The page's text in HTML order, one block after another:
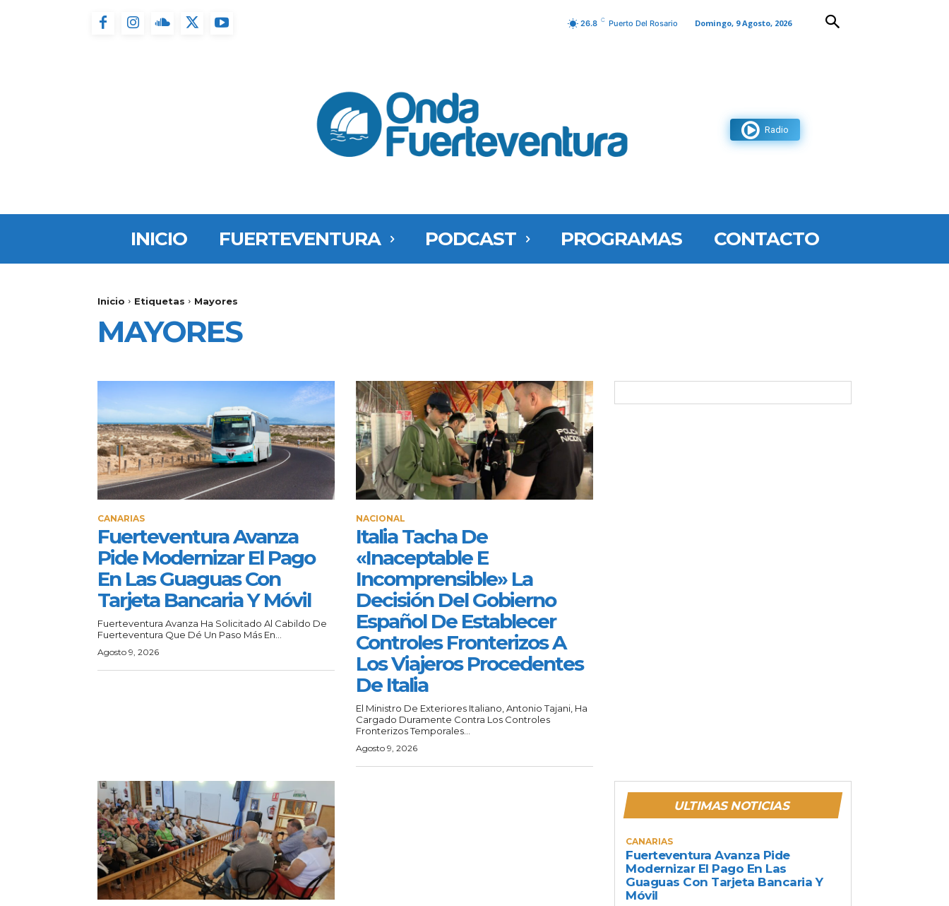
26.8 C Puerto Del Rosario Domingo, 9 Agosto, 2026
Radio
INICIO FUERTEVENTURA PODCAST PROGRAMAS CONTACTO
Inicio Etiquetas Mayores
MAYORES
CANARIAS
Fuerteventura Avanza
Pide Modernizar El Pago
En Las Guaguas Con
Tarjeta Bancaria Y Móvil
Fuerteventura Avanza Ha Solicitado Al Cabildo De
Fuerteventura Que Dé Un Paso Más En...
Agosto 9, 2026
NACIONAL
Italia Tacha De
«inaceptable E
Incomprensible» La
Decisión Del Gobierno
Español De Establecer
Controles Fronterizos A
Los Viajeros Procedentes
De Italia
El Ministro De Exteriores Italiano, Antonio Tajani, Ha
Cargado Duramente Contra Los Controles
Fronterizos Temporales...
Agosto 9, 2026
ULTIMAS NOTICIAS
CANARIAS
Fuerteventura Avanza Pide
Modernizar El Pago En Las
Guaguas Con Tarjeta Bancaria Y
Móvil